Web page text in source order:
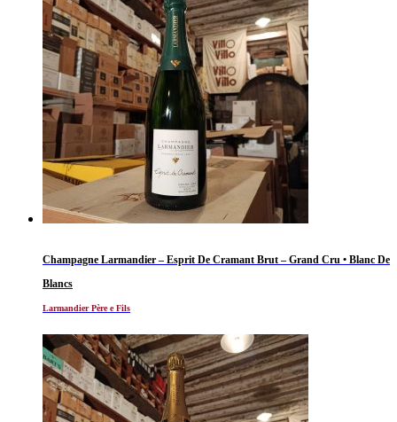
Champagne Larmandier – Esprit De Cramant Brut – Grand Cru • Blanc De
Blancs
Larmandier Père e Fils